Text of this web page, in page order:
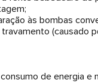
às bombas
(causado
de energia e